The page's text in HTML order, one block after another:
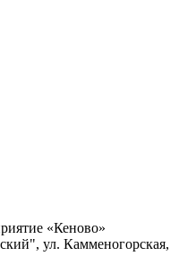
«Кеново»
ул. Камменогорская,